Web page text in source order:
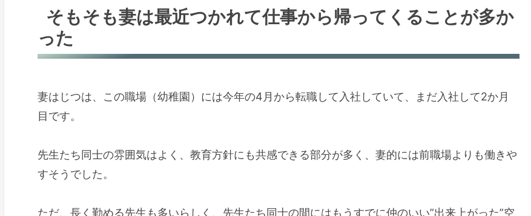
そもそも妻は最近つかれて仕事から帰ってくることが多か
った
妻はじつは、この職場（幼稚園）には今年の4月から転職して入社していて、まだ入社して2か月
目です。
先生たち同士の雰囲気はよく、教育方針にも共感できる部分が多く、妻的には前職場よりも働きや
すそうでした。
ただ、長く勤める先生も多いらしく、先生たち同士の間にはもうすでに仲のいい”出来上がった”空